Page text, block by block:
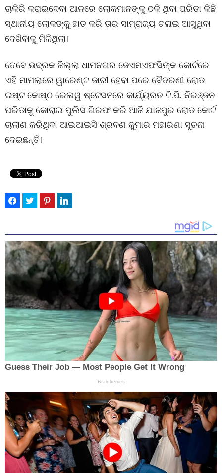
ଚାକିରି କରାଇଦେବା ଆଳରେ ଲୋକମାନଙ୍କୁ ଠକି ଥିବା ପରିଡା କିଛି
ସ୍ଥାନୀୟ ଲୋକଙ୍କୁ ହାତ କରି ତାର ସାମ୍ରାଜ୍ୟ ଚଳାଇ ଆସୁଥିବା
ଦେଖିବାକୁ ମିଳିଥିଲା।
ତେବେ ଭଦ୍ରକ ଜିଲ୍ଲା ଧାମନଗର ଜେଏମଏଫସିଙ୍କ କୋର୍ଟରେ
ଏହି ମାମଲାରେ ୱାରେଣ୍ଟ ଜାରୀ ହେବା ପରେ ବୈତରଣୀ ରୋଡ
ଇଷ୍ଟ କୋଷ୍ଠ ରେଲୱ ଷ୍ଟେସନରେ କାର୍ଯ୍ୟରତ ଟି.ପି. ନିରଞ୍ଜନ
ପରିଡାକୁ କୋରାଇ ପୁଲିସ ଗିରଫ କରି ଆଜି ଯାଜପୁର ରୋଡ କୋର୍ଟ
ଚାଲାଣ କରିଥିବା ଆଇଆଇସି ଶ୍ରବଣ କୁମାର ମହାରଣା ସୂଚନା
ଦେଇଛନ୍ତି।